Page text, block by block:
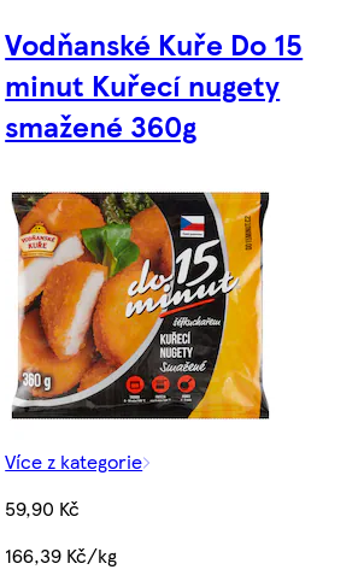
Vodňanské Kuře Do 15
minut Kuřecí nugety
smažené 360g
Více z kategorie
59,90 Kč
166,39 Kč/kg